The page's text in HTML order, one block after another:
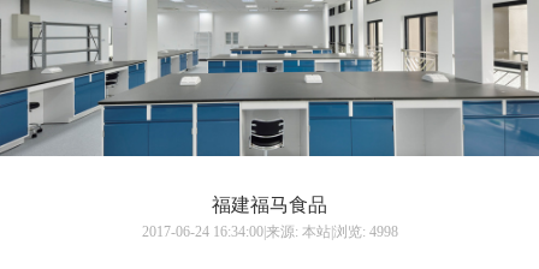
福建福马食品
2017-06-24 16:34:00|来源: 本站|浏览: 4998